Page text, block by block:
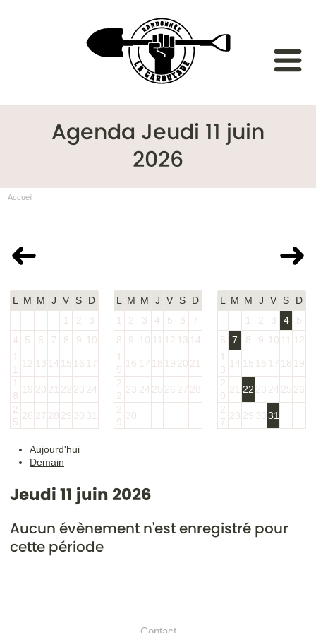
Agenda Jeudi 11 juin
2026
Accueil
Mai 2026
L M M J V S
D
1
2
3
4
5 6 7 8 9 10
1
1
12 13 14 15 16 17
1
8
19 20 21 22 23 24
2
5
26 27 28 29 30 31
L M M J V S
D
1
2 3 4 5 6
7
8
9 10 11 12 13 14
1
5
16 17 18 19 20 21
2
2
23 24 25 26 27 28
2
9
30
Juillet 2026
L M M J V S
D
1
2 3 4
5
6
7 8 9 10 11 12
1
3
14 15 16 17 18 19
2
0
21 22 23 24 25 26
2
7
28 29 3031
Aujourd'hui
Demain
Jeudi 11 juin 2026
Aucun évènement n'est enregistré pour
cette période